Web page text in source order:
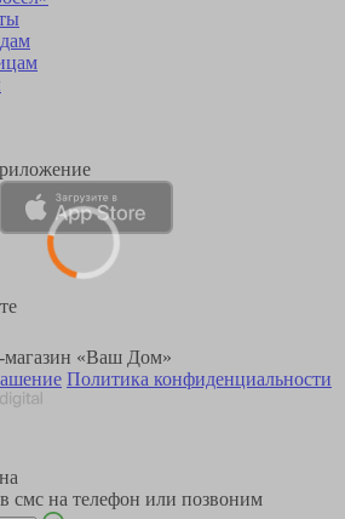
магазин «Ваш Дом»
Политика конфиденциальности
смс на телефон или позвоним